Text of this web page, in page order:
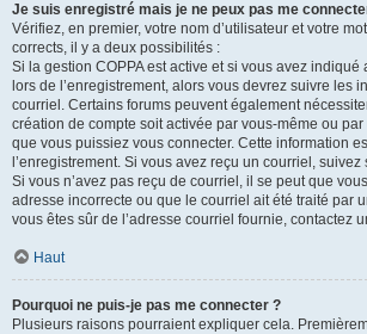
Je suis enregistré mais je ne peux pas me
Vérifiez, en premier, votre nom d’utilisateur et votre
corrects, il y a deux possibilités :
Si la gestion COPPA est active et si vous avez
lors de l’enregistrement, alors vous devrez suivre les
courriel. Certains forums peuvent également
création de compte soit activée par vous-même ou
que vous puissiez vous connecter. Cette information
l’enregistrement. Si vous avez reçu un courriel, suivez
Si vous n’avez pas reçu de courriel, il se peut que
adresse incorrecte ou que le courriel ait été traité par
vous êtes sûr de l’adresse courriel fournie, contactez
Haut
Pourquoi ne puis-je pas me connecter ?
Plusieurs raisons pourraient expliquer cela.